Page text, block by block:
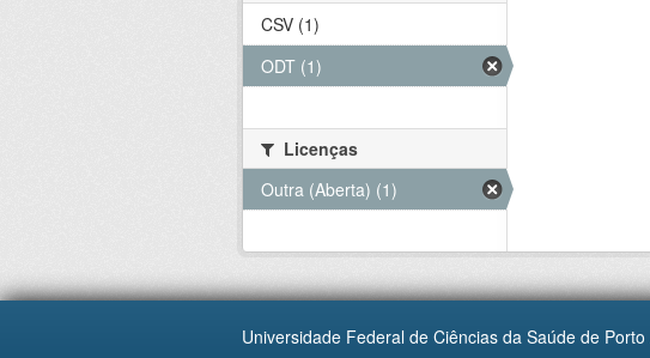
CSV (1)
ODT (1)
Licenças
Outra (Aberta) (1)
Universidade Federal de Ciências da Saúde de